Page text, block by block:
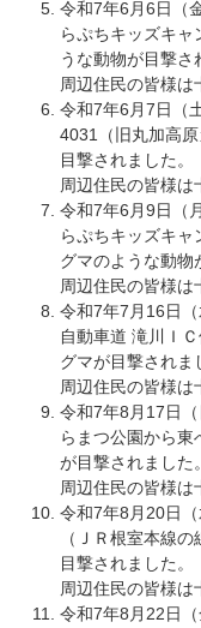
令和7年6月6日（
らぷちキッズキャ
うな動物が目撃さ
周辺住民の皆様は
令和7年6月7日（
4031（旧丸加高
目撃されました。
周辺住民の皆様は
令和7年6月9日（
らぷちキッズキ
グマのような動物
周辺住民の皆様は
令和7年7月16日
自動車道 滝川Ｉ
グマが目撃されま
周辺住民の皆様は
令和7年8月17日
らまつ公園から
が目撃されました。
周辺住民の皆様は
令和7年8月20日
（ＪＲ根室本線
目撃されました。
周辺住民の皆様は
令和7年8月22日